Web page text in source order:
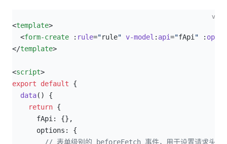
vue
<template>
  <
form-create : rule="rule" v-model : api="fApi " :
</template>
<script>
export default {
  data
() {
    return
{
      fApi: {},
      options: {
        // 表单级别的 beforeFetch 事件，用于设置请求头